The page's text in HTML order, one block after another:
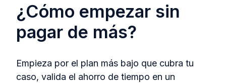
¿Cómo empezar sin
pagar de más?
Empieza por el plan más bajo que cubra tu
caso, valida el ahorro de tiempo en un